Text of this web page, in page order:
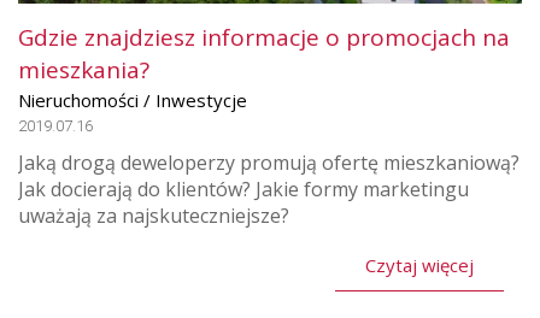
Gdzie znajdziesz informacje o promocjach na
mieszkania?
Nieruchomości / Inwestycje
2019.07.16
Jaką drogą deweloperzy promują ofertę mieszkaniową?
Jak docierają do klientów? Jakie formy marketingu
uważają za najskuteczniejsze?
Czytaj więcej